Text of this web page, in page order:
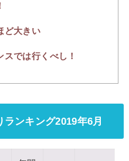
ど大きい
では行くべし！
ンキング2019年6月